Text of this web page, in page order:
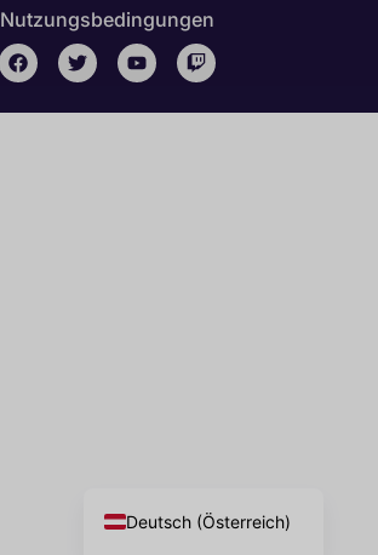
Nutzungsbedingungen
Deutsch (Österreich)